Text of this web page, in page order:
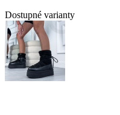
Dostupné varianty